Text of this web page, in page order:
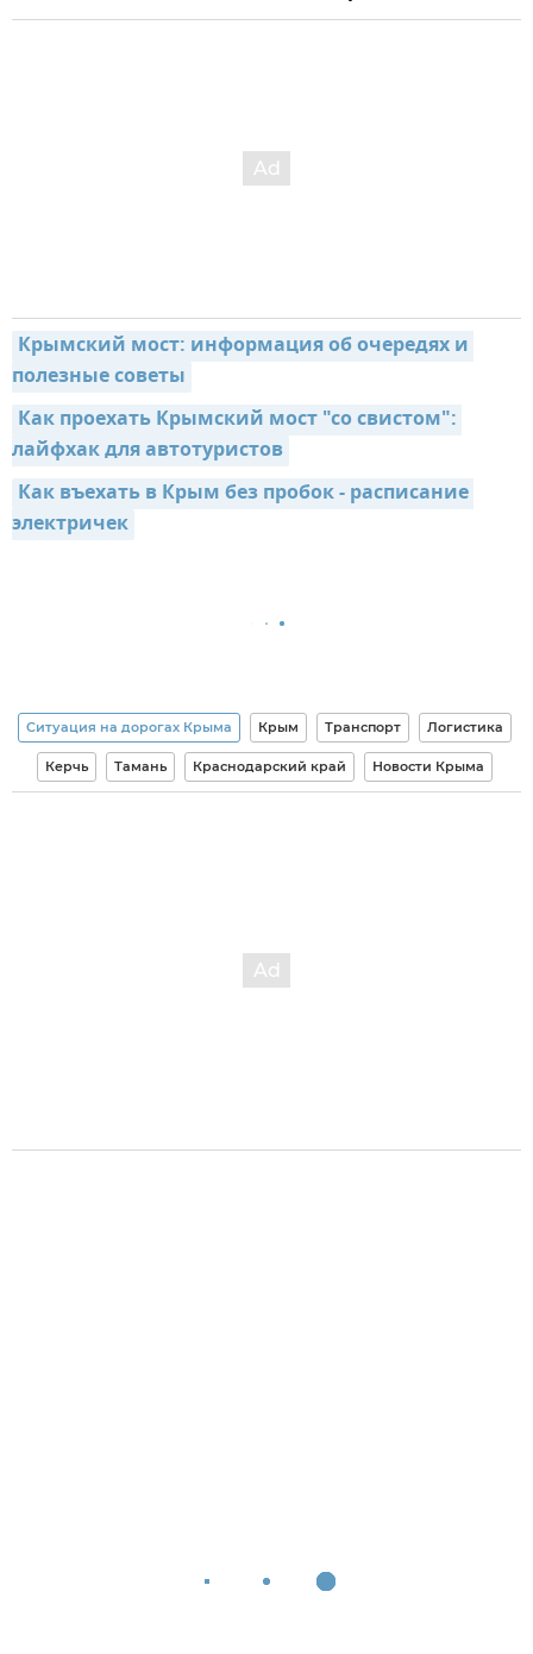
Крымский мост: информация об очередях и
полезные советы
Как проехать Крымский мост "со свистом":
лайфхак для автотуристов
Как въехать в Крым без пробок - расписание
электричек
Ситуация на дорогах Крыма Крым Транспорт Логистика
Керчь Тамань Краснодарский край Новости Крыма